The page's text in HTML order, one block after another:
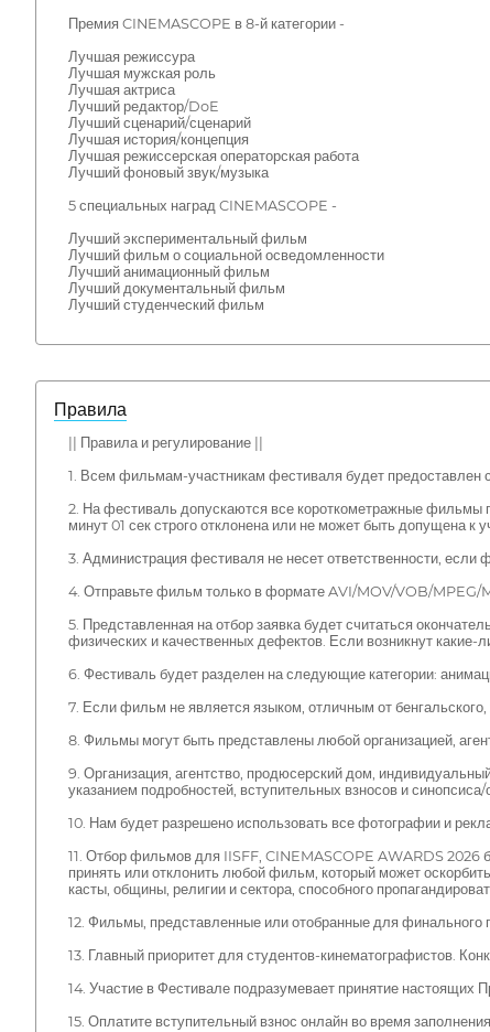
Премия CINEMASCOPE в 8-й категории -
Лучшая режиссура
Лучшая мужская роль
Лучшая актриса
Лучший редактор/DoE
Лучший сценарий/сценарий
Лучшая история/концепция
Лучшая режиссерская операторская работа
Лучший фоновый звук/музыка
5 специальных наград CINEMASCOPE -
Лучший экспериментальный фильм
Лучший фильм о социальной осведомленности
Лучший анимационный фильм
Лучший документальный фильм
Лучший студенческий фильм
Правила
|| Правила и регулирование ||
1. Всем фильмам-участникам фестиваля будет предоставлен
2. На фестиваль допускаются все короткометражные фильмы
минут 01 сек строго отклонена или не может быть допущена к
3. Администрация фестиваля не несет ответственности,
4. Отправьте фильм только в формате AVI/MOV/VOB/MPEG/
5. Представленная на отбор заявка будет считаться
физических и качественных дефектов. Если возникнут какие-
6. Фестиваль будет разделен на следующие категории:
7. Если фильм не является языком, отличным от
8. Фильмы могут быть представлены любой организацией,
9. Организация, агентство, продюсерский дом,
указанием подробностей, вступительных взносов и синопсиса/
10. Нам будет разрешено использовать все фотографии и
11. Отбор фильмов для IISFF, CINEMASCOPE AWARDS 2026
принять или отклонить любой фильм, который может
касты, общины, религии и сектора, способного
12. Фильмы, представленные или отобранные для финального
13. Главный приоритет для студентов-кинематографистов.
14. Участие в Фестивале подразумевает принятие настоящих
15. Оплатите вступительный взнос онлайн во время